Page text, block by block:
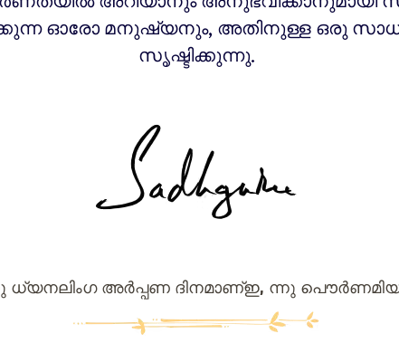
ഓരോ മനുഷ്യനും, അതിനുള്ള ഒരു
സൃഷ്ടിക്കുന്നു.
ധ്യനലിംഗ അര്‍പ്പണ ദിനമാണ്ഇ, ന്നു